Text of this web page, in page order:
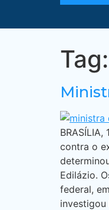
Tag:
contra o
Edilázio.
federal,
investigou